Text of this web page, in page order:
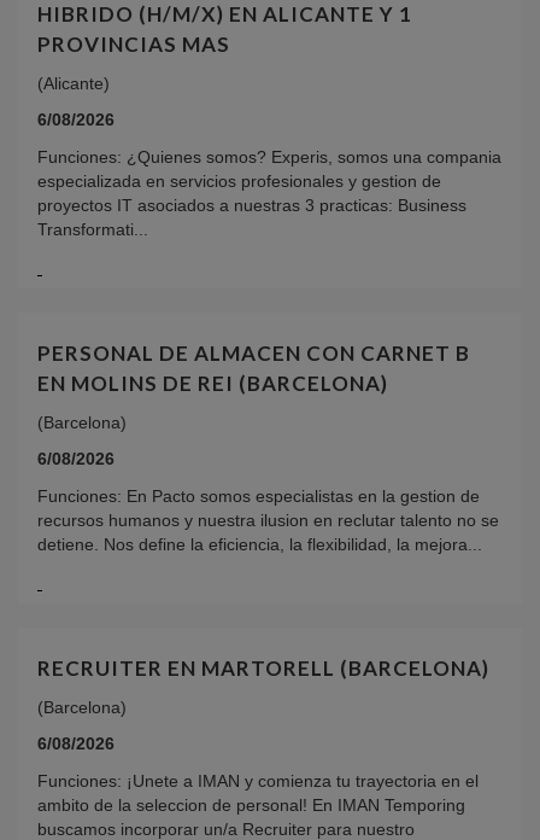
HIBRIDO (H/M/X) EN ALICANTE Y 1
PROVINCIAS MAS
(Alicante)
6/08/2026
Funciones: ¿Quienes somos? Experis, somos una compania
especializada en servicios profesionales y gestion de
proyectos IT asociados a nuestras 3 practicas: Business
Transformati...
PERSONAL DE ALMACEN CON CARNET B
EN MOLINS DE REI (BARCELONA)
(Barcelona)
6/08/2026
Funciones: En Pacto somos especialistas en la gestion de
recursos humanos y nuestra ilusion en reclutar talento no se
detiene. Nos define la eficiencia, la flexibilidad, la mejora...
RECRUITER EN MARTORELL (BARCELONA)
(Barcelona)
6/08/2026
Funciones: ¡Unete a IMAN y comienza tu trayectoria en el
ambito de la seleccion de personal! En IMAN Temporing
buscamos incorporar un/a Recruiter para nuestro